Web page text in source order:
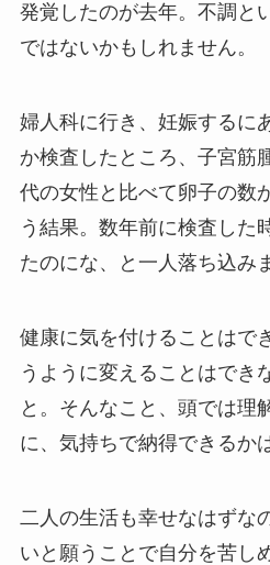
発覚したのが去年。不調と
ではないかもしれません。
婦人科に行き、妊娠するに
か検査したところ、子宮筋
代の女性と比べて卵子の数
う結果。数年前に検査した
たのにな、と一人落ち込み
健康に気を付けることはで
うように変えることはでき
と。そんなこと、頭では理
に、気持ちで納得できるか
二人の生活も幸せなはずな
いと願うことで自分を苦し